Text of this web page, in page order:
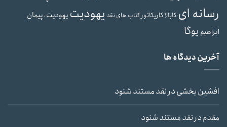
رسانه ای کابالاکاریکاتور کتاب های نقد یهودیت یهودیت، پیمان
ابراهیم یوگا
آخرین دیدگاه ها
افشین بخشیدرنقد مستند شنود
مقدمدرنقد مستند شنود